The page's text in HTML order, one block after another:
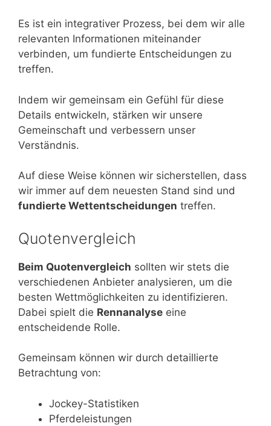
Es ist ein integrativer Prozess, bei dem wir alle
relevanten Informationen miteinander
verbinden, um fundierte Entscheidungen zu
treffen.
Indem wir gemeinsam ein Gefühl für diese
Details entwickeln, stärken wir unsere
Gemeinschaft und verbessern unser
Verständnis.
Auf diese Weise können wir sicherstellen, dass
wir immer auf dem neuesten Stand sind und
fundierte Wettentscheidungen treffen.
Quotenvergleich
Beim Quotenvergleich sollten wir stets die
verschiedenen Anbieter analysieren, um die
besten Wettmöglichkeiten zu identifizieren.
Dabei spielt die Rennanalyse eine
entscheidende Rolle.
Gemeinsam können wir durch detaillierte
Betrachtung von:
Jockey-Statistiken
Pferdeleistungen